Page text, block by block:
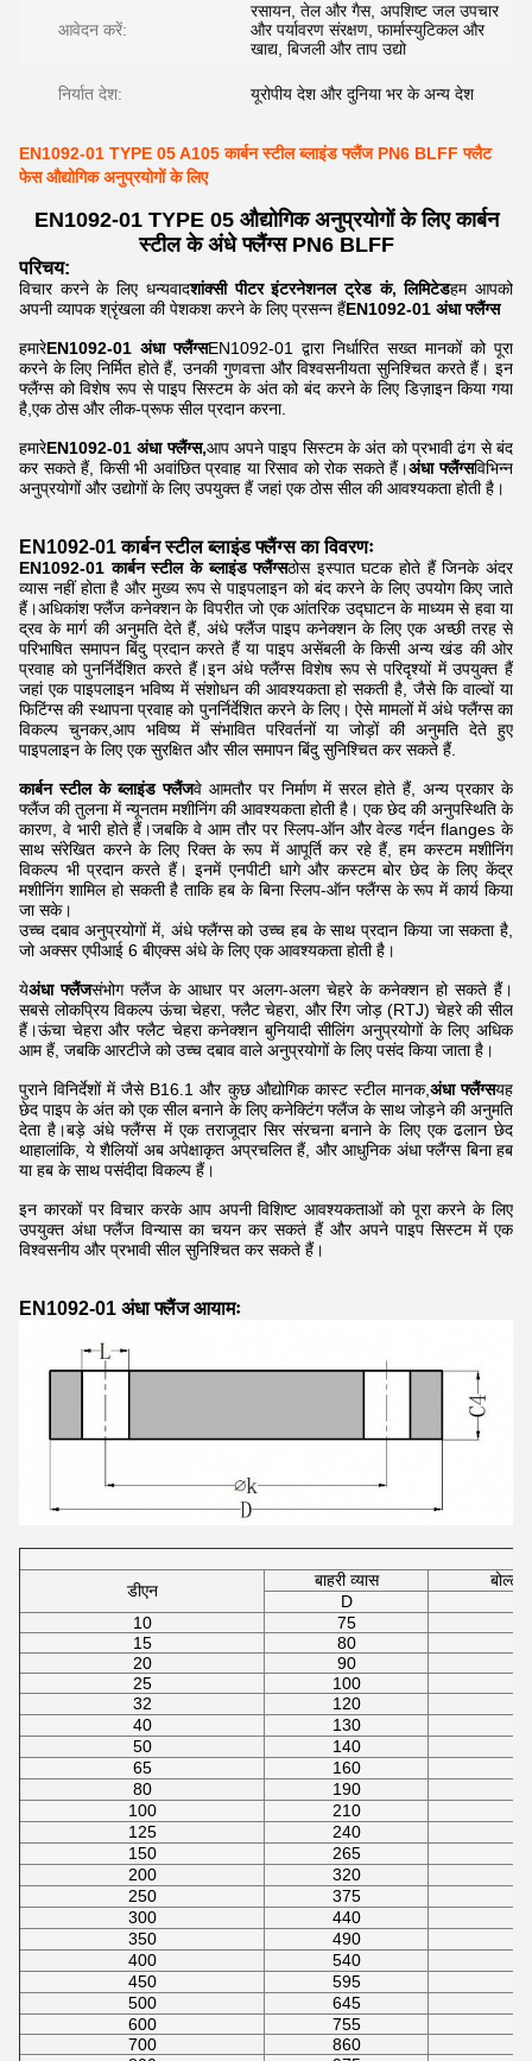
आवेदन करें:
रसायन, तेल और गैस, अपशिष्ट जल उपचार
और पर्यावरण संरक्षण, फार्मास्युटिकल और
खाद्य, बिजली और ताप उद्यो
निर्यात देश: यूरोपीय देश और दुनिया भर के अन्य देश
EN1092-01 TYPE 05 A105 कार्बन स्टील ब्लाइंड फ्लैंज PN6 BLFF फ्लैट
फेस औद्योगिक अनुप्रयोगों के लिए
EN1092-01 TYPE 05 औद्योगिक अनुप्रयोगों के लिए कार्बन
स्टील के अंधे फ्लैंग्स PN6 BLFF
परिचय:
विचार करने के लिए धन्यवादशांक्सी पीटर इंटरनेशनल ट्रेड कं, लिमिटेडहम आपको
अपनी व्यापक श्रृंखला की पेशकश करने के लिए प्रसन्न हैंEN1092-01 अंधा फ्लैंग्स
हमारेEN1092-01 अंधा फ्लैंग्सEN1092-01 द्वारा निर्धारित सख्त मानकों को पूरा
करने के लिए निर्मित होते हैं, उनकी गुणवत्ता और विश्वसनीयता सुनिश्चित करते हैं। इन
फ्लैंग्स को विशेष रूप से पाइप सिस्टम के अंत को बंद करने के लिए डिज़ाइन किया गया
है,एक ठोस और लीक-प्रूफ सील प्रदान करना.
हमारेEN1092-01 अंधा फ्लैंग्स,आप अपने पाइप सिस्टम के अंत को प्रभावी ढंग से बंद
कर सकते हैं, किसी भी अवांछित प्रवाह या रिसाव को रोक सकते हैं।अंधा फ्लैंग्सविभिन्न
अनुप्रयोगों और उद्योगों के लिए उपयुक्त हैं जहां एक ठोस सील की आवश्यकता होती है।
EN1092-01 कार्बन स्टील ब्लाइंड फ्लैंग्स का विवरणः
EN1092-01 कार्बन स्टील के ब्लाइंड फ्लैंग्सठोस इस्पात घटक होते हैं जिनके अंदर
व्यास नहीं होता है और मुख्य रूप से पाइपलाइन को बंद करने के लिए उपयोग किए जाते
हैं।अधिकांश फ्लैंज कनेक्शन के विपरीत जो एक आंतरिक उद्घाटन के माध्यम से हवा या
द्रव के मार्ग की अनुमति देते हैं, अंधे फ्लैंज पाइप कनेक्शन के लिए एक अच्छी तरह से
परिभाषित समापन बिंदु प्रदान करते हैं या पाइप असेंबली के किसी अन्य खंड की ओर
प्रवाह को पुनर्निर्देशित करते हैं।इन अंधे फ्लैंग्स विशेष रूप से परिदृश्यों में उपयुक्त हैं
जहां एक पाइपलाइन भविष्य में संशोधन की आवश्यकता हो सकती है, जैसे कि वाल्वों या
फिटिंग्स की स्थापना प्रवाह को पुनर्निर्देशित करने के लिए। ऐसे मामलों में अंधे फ्लैंग्स का
विकल्प चुनकर,आप भविष्य में संभावित परिवर्तनों या जोड़ों की अनुमति देते हुए
पाइपलाइन के लिए एक सुरक्षित और सील समापन बिंदु सुनिश्चित कर सकते हैं.
कार्बन स्टील के ब्लाइंड फ्लैंजवे आमतौर पर निर्माण में सरल होते हैं, अन्य प्रकार के
फ्लैंज की तुलना में न्यूनतम मशीनिंग की आवश्यकता होती है। एक छेद की अनुपस्थिति के
कारण, वे भारी होते हैं।जबकि वे आम तौर पर स्लिप-ऑन और वेल्ड गर्दन flanges के
साथ संरेखित करने के लिए रिक्त के रूप में आपूर्ति कर रहे हैं, हम कस्टम मशीनिंग
विकल्प भी प्रदान करते हैं। इनमें एनपीटी धागे और कस्टम बोर छेद के लिए केंद्र
मशीनिंग शामिल हो सकती है ताकि हब के बिना स्लिप-ऑन फ्लैंग्स के रूप में कार्य किया
जा सके।
उच्च दबाव अनुप्रयोगों में, अंधे फ्लैंग्स को उच्च हब के साथ प्रदान किया जा सकता है,
जो अक्सर एपीआई 6 बीएक्स अंधे के लिए एक आवश्यकता होती है।
येअंधा फ्लैंजसंभोग फ्लैंज के आधार पर अलग-अलग चेहरे के कनेक्शन हो सकते हैं।
सबसे लोकप्रिय विकल्प ऊंचा चेहरा, फ्लैट चेहरा, और रिंग जोड़ (RTJ) चेहरे की सील
हैं।ऊंचा चेहरा और फ्लैट चेहरा कनेक्शन बुनियादी सीलिंग अनुप्रयोगों के लिए अधिक
आम हैं, जबकि आरटीजे को उच्च दबाव वाले अनुप्रयोगों के लिए पसंद किया जाता है।
पुराने विनिर्देशों में जैसे B16.1 और कुछ औद्योगिक कास्ट स्टील मानक,अंधा फ्लैंग्सयह
छेद पाइप के अंत को एक सील बनाने के लिए कनेक्टिंग फ्लैंज के साथ जोड़ने की अनुमति
देता है।बड़े अंधे फ्लैंग्स में एक तराजूदार सिर संरचना बनाने के लिए एक ढलान छेद
थाहालांकि, ये शैलियों अब अपेक्षाकृत अप्रचलित हैं, और आधुनिक अंधा फ्लैंग्स बिना हब
या हब के साथ पसंदीदा विकल्प हैं।
इन कारकों पर विचार करके आप अपनी विशिष्ट आवश्यकताओं को पूरा करने के लिए
उपयुक्त अंधा फ्लैंज विन्यास का चयन कर सकते हैं और अपने पाइप सिस्टम में एक
विश्वसनीय और प्रभावी सील सुनिश्चित कर सकते हैं।
EN1092-01 अंधा फ्लैंज आयामः
डीएन
बाहरी व्यास
बोल्ट
D
10
75
15
80
20
90
25
100
32
120
40
130
50
140
65
160
80
190
100
210
125
240
150
265
200
320
250
375
300
440
350
490
400
540
450
595
500
645
600
755
700
860